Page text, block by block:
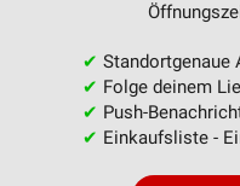
✔ Standortgenaue
✔ Folge deinem
✔ Push-
✔ Einkaufsliste -